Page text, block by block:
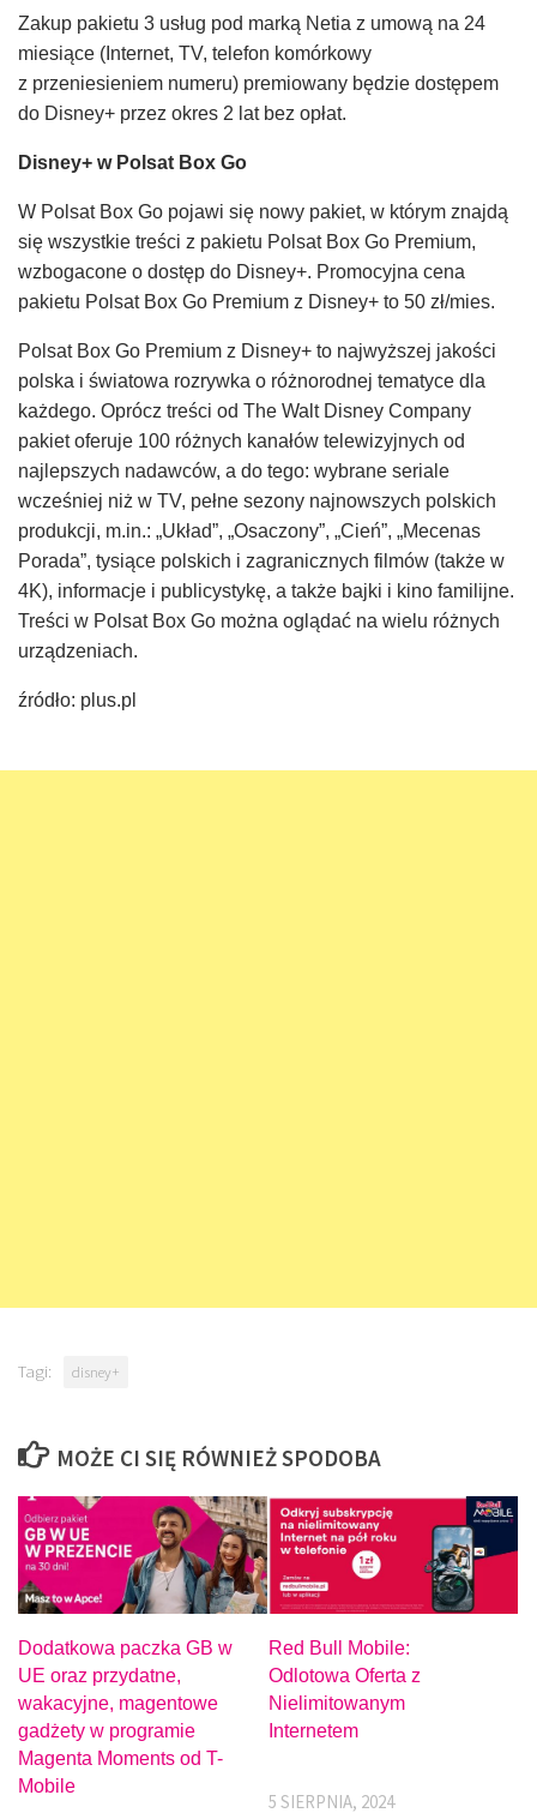
Zakup pakietu 3 usług pod marką Netia z umową na 24
miesiące (Internet, TV, telefon komórkowy
z przeniesieniem numeru) premiowany będzie dostępem
do Disney+ przez okres 2 lat bez opłat.
Disney+ w Polsat Box Go
W Polsat Box Go pojawi się nowy pakiet, w którym znajdą
się wszystkie treści z pakietu Polsat Box Go Premium,
wzbogacone o dostęp do Disney+. Promocyjna cena
pakietu Polsat Box Go Premium z Disney+ to 50 zł/mies.
Polsat Box Go Premium z Disney+ to najwyższej jakości
polska i światowa rozrywka o różnorodnej tematyce dla
każdego. Oprócz treści od The Walt Disney Company
pakiet oferuje 100 różnych kanałów telewizyjnych od
najlepszych nadawców, a do tego: wybrane seriale
wcześniej niż w TV, pełne sezony najnowszych polskich
produkcji, m.in.: „Układ”, „Osaczony”, „Cień”, „Mecenas
Porada”, tysiące polskich i zagranicznych filmów (także w
4K), informacje i publicystykę, a także bajki i kino familijne.
Treści w Polsat Box Go można oglądać na wielu różnych
urządzeniach.
źródło: plus.pl
Tagi: disney+
MOŻE CI SIĘ RÓWNIEŻ SPODOBA
Dodatkowa paczka GB w
UE oraz przydatne,
wakacyjne, magentowe
gadżety w programie
Magenta Moments od T-
Mobile
Red Bull Mobile:
Odlotowa Oferta z
Nielimitowanym
Internetem
5 SIERPNIA, 2024